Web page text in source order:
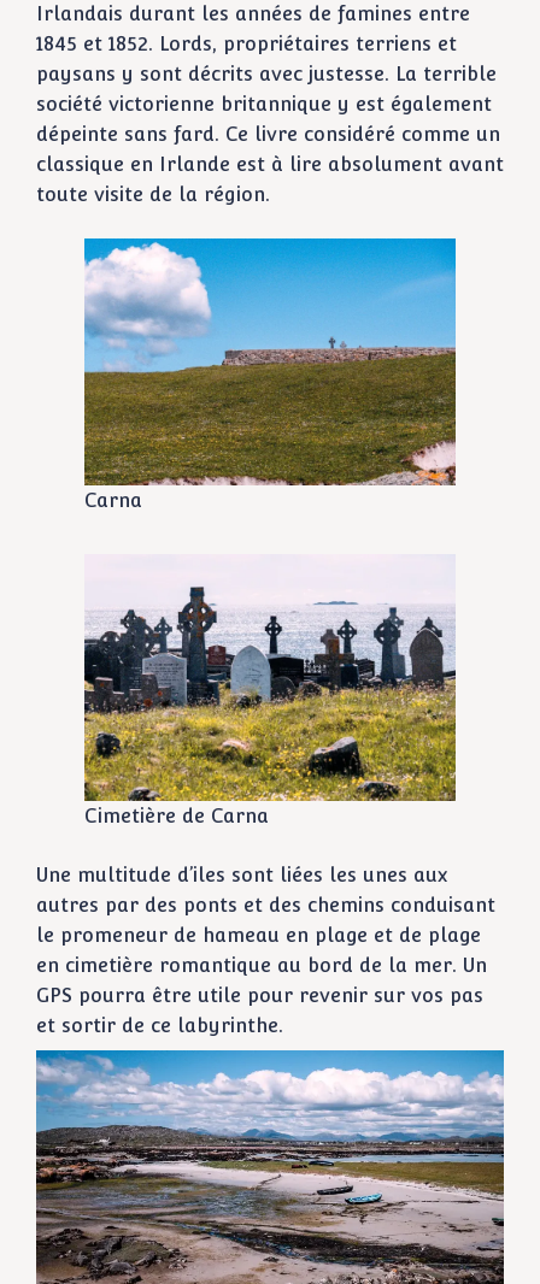
Irlandais durant les années de famines entre
1845 et 1852. Lords, propriétaires terriens et
paysans y sont décrits avec justesse. La terrible
société victorienne britannique y est également
dépeinte sans fard. Ce livre considéré comme un
classique en Irlande est à lire absolument avant
toute visite de la région.
Carna
Cimetière de Carna
Une multitude d’iles sont liées les unes aux
autres par des ponts et des chemins conduisant
le promeneur de hameau en plage et de plage
en cimetière romantique au bord de la mer. Un
GPS pourra être utile pour revenir sur vos pas
et sortir de ce labyrinthe.